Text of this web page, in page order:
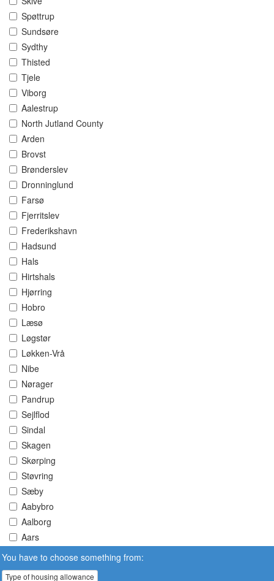
Spøttrup
Sundsøre
Sydthy
Thisted
Tjele
Viborg
Aalestrup
North Jutland County
Arden
Brovst
Brønderslev
Dronninglund
Farsø
Fjerritslev
Frederikshavn
Hadsund
Hals
Hirtshals
Hjørring
Hobro
Læsø
Løgstør
Løkken-Vrå
Nibe
Nørager
Pandrup
Sejlflod
Sindal
Skagen
Skørping
Støvring
Sæby
Aabybro
Aalborg
Aars
You have to choose something from:
Type of housing allowance